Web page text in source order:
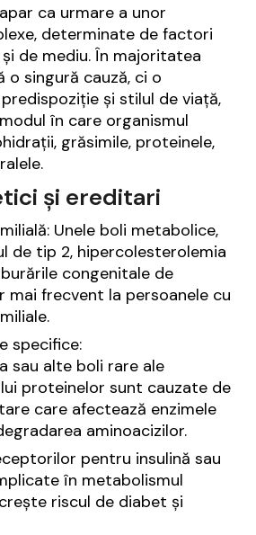
ca urmare a unor
determinate de factori
de mediu. În majoritatea
o singură cauză, ci o
și stilul de viață,
în care organismul
grăsimile, proteinele,
și ereditari
Unele boli metabolice,
de tip 2, hipercolesterolemia
congenitale de
mai frecvent la persoanele cu
specifice:
sau alte boli rare ale
proteinelor sunt cauzate de
care afectează enzimele
aminoacizilor.
pentru insulină sau
în metabolismul
riscul de diabet și